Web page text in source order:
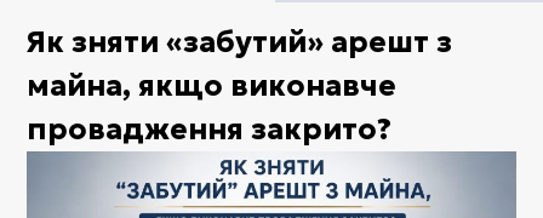
Як зняти «забутий» арешт з
майна, якщо виконавче
провадження закрито?